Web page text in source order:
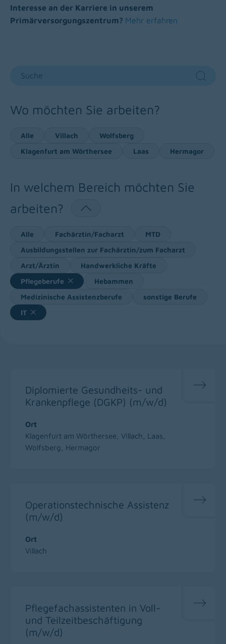
Interesse an der Karriere in unserem
Primärversorgungszentrum? Mehr erfahren
Suche
Wo möchten Sie arbeiten?
Alle Villach
Wolfsberg
Klagenfurt am Wörthersee
Laas Hermagor
In welchem Bereich möchten Sie
arbeiten?
Alle Fachärztin/Facharzt
MTD
Ausbildungsstellen zur Fachärztin/zum Facharzt
Arzt/Ärztin
Handwerkliche Kräfte
Pflegeberufe
Hebammen
Medizinische Assistenzberufe
sonstige Berufe
IT
Diplomierte Gesundheits- und
Krankenpflege (DGKP) (m/w/d)
Ort
Klagenfurt am Wörthersee, Villach, Laas,
Wolfsberg, Hermagor
Operationstechnische Assistenz
(m/w/d)
Ort
Villach
Pflegefachassistenten in Voll-
und Teilzeitbeschäftigung
(m/w/d)